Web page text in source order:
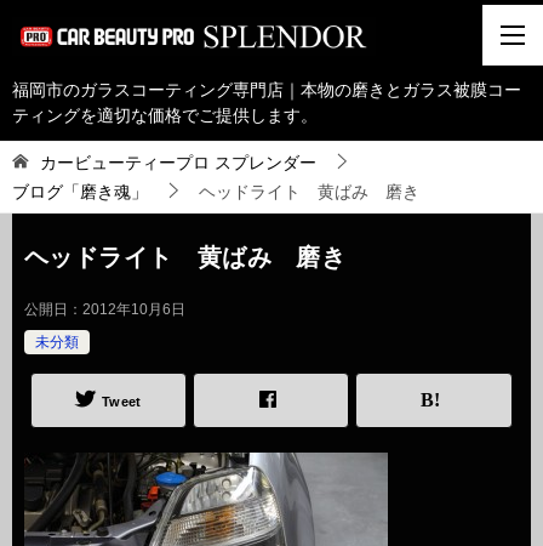
福岡市のガラスコーティング専門店｜本物の磨きとガラス被膜コー
ティングを適切な価格でご提供します。
カービューティープロ スプレンダー
ブログ「磨き魂」
ヘッドライト 黄ばみ 磨き
ヘッドライト 黄ばみ 磨き
公開日： 2012年10月6日
未分類
Tweet